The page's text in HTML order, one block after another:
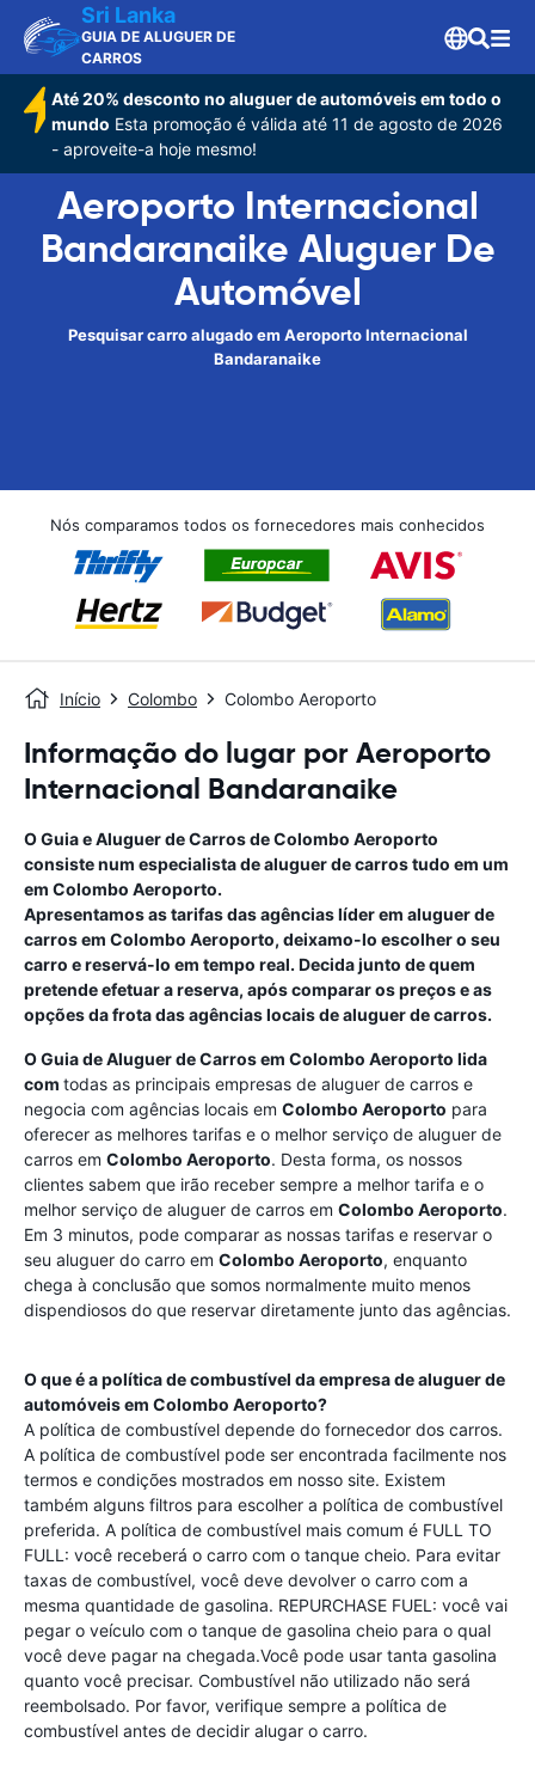
Sri Lanka
GUIA DE ALUGUER DE
CARROS
Até 20% desconto no aluguer de automóveis em todo o
mundo Esta promoção é válida até 11 de agosto de 2026
- aproveite-a hoje mesmo!
Aeroporto Internacional
Bandaranaike Aluguer De
Automóvel
Pesquisar carro alugado em Aeroporto Internacional
Bandaranaike
Nós comparamos todos os fornecedores mais conhecidos
Início Colombo Colombo Aeroporto
Informação do lugar por Aeroporto
Internacional Bandaranaike
O Guia e Aluguer de Carros deColombo Aeroporto
consiste num especialista de aluguer de carros tudo em um
em Colombo Aeroporto.
Apresentamos as tarifas das agências líder em aluguer de
carros em Colombo Aeroporto, deixamo-lo escolher o seu
carro e reservá-lo em tempo real. Decida junto de quem
pretende efetuar a reserva, após comparar os preços e as
opções da frota das agências locais de aluguer de carros.
O Guia de Aluguer de Carros em Colombo Aeroporto lida
com todas as principais empresas de aluguer de carros e
negocia com agências locais em Colombo Aeroporto para
oferecer as melhores tarifas e o melhor serviço de aluguer de
carros em Colombo Aeroporto. Desta forma, os nossos
clientes sabem que irão receber sempre a melhor tarifa e o
melhor serviço de aluguer de carros em Colombo Aeroporto.
Em 3 minutos, pode comparar as nossas tarifas e reservar o
seu aluguer do carro em Colombo Aeroporto, enquanto
chega à conclusão que somos normalmente muito menos
dispendiosos do que reservar diretamente junto das agências.
O que é a política de combustível da empresa de aluguer de
automóveis em Colombo Aeroporto?
A política de combustível depende do fornecedor dos carros.
A política de combustível pode ser encontrada facilmente nos
termos e condições mostrados em nosso site. Existem
também alguns filtros para escolher a política de combustível
preferida. A política de combustível mais comum é FULL TO
FULL: você receberá o carro com o tanque cheio. Para evitar
taxas de combustível, você deve devolver o carro com a
mesma quantidade de gasolina. REPURCHASE FUEL: você vai
pegar o veículo com o tanque de gasolina cheio para o qual
você deve pagar na chegada.Você pode usar tanta gasolina
quanto você precisar. Combustível não utilizado não será
reembolsado. Por favor, verifique sempre a política de
combustível antes de decidir alugar o carro.